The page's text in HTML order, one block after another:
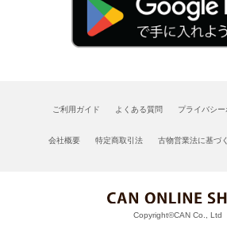
ご利用ガイド よくある質問 プライバシー
会社概要 特定商取引法 古物営業法に基づ
Copyright©CAN Co., Ltd